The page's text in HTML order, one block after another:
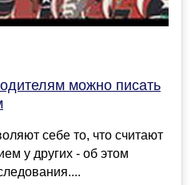
можно писать
себе то, что считают
у других - об этом